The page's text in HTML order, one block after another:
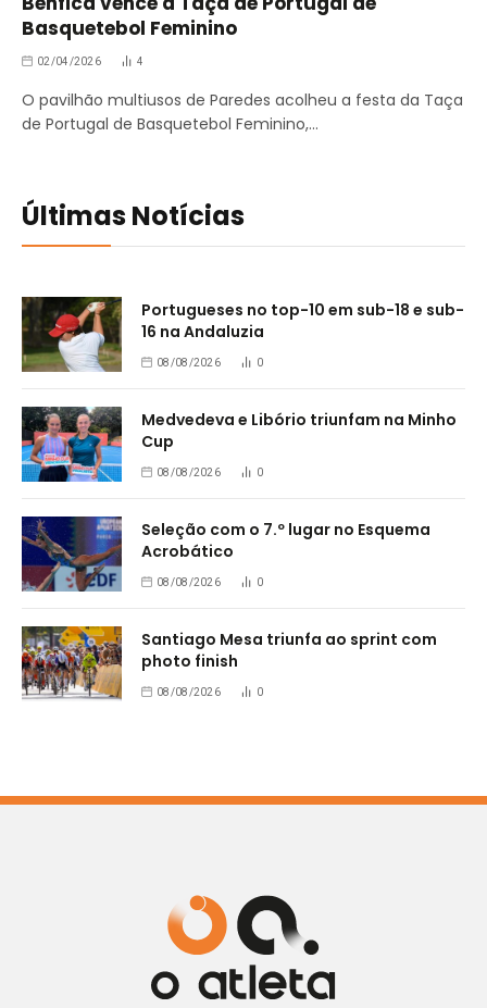
Basquetebol Feminino
02/04/2026 4
O pavilhão multiusos de Paredes acolheu a festa da Taça
de Portugal de Basquetebol Feminino,…
Últimas Notícias
Portugueses no top-10 em sub-18 e sub-
16 na Andaluzia
08/08/2026 0
Medvedeva e Libório triunfam na Minho
Cup
08/08/2026 0
Seleção com o 7.º lugar no Esquema
Acrobático
08/08/2026 0
Santiago Mesa triunfa ao sprint com
photo finish
08/08/2026 0